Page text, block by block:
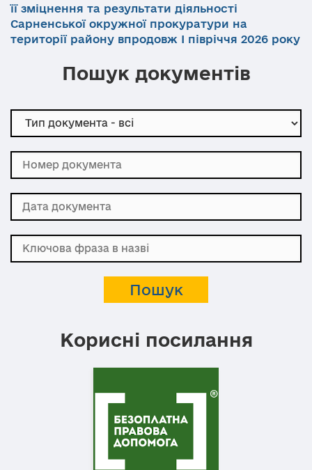
її зміцнення та результати діяльності
Сарненської окружної прокуратури на
території району впродовж І півріччя 2026 року
Пошук документів
Корисні посилання